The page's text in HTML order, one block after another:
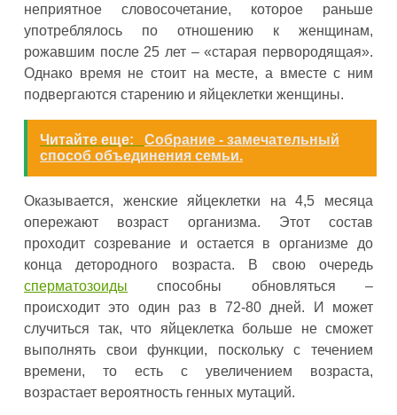
неприятное словосочетание, которое раньше
употреблялось по отношению к женщинам,
рожавшим после 25 лет – «старая первородящая».
Однако время не стоит на месте, а вместе с ним
подвергаются старению и яйцеклетки женщины.
Читайте еще:
Собрание - замечательный
способ объединения семьи.
Оказывается, женские яйцеклетки на 4,5 месяца
опережают возраст организма. Этот состав
проходит созревание и остается в организме до
конца детородного возраста. В свою очередь
сперматозоиды способны обновляться –
происходит это один раз в 72-80 дней. И может
случиться так, что яйцеклетка больше не сможет
выполнять свои функции, поскольку с течением
времени, то есть с увеличением возраста,
возрастает вероятность генных мутаций.